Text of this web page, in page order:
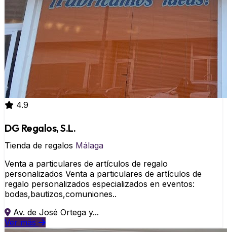
4.9
DG Regalos, S.L.
Tienda de regalos Málaga
Venta a particulares de artículos de regalo
personalizados Venta a particulares de artículos de
regalo personalizados especializados en eventos:
bodas,bautizos,comuniones..
Av. de José Ortega y...
Ver más